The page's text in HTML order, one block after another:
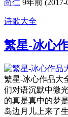
尚仁 9年前 (2017-
诗歌大全
繁星-冰心
繁星-冰心作品
们对语沉默中微
的真是真中的梦
岛边月儿上来了